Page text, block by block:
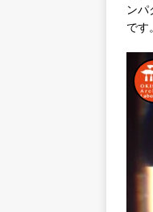
ン
です。